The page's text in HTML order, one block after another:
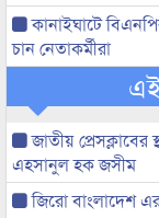
কানাইঘাটে
চান নেতাকর্মীরা
জাতীয়
এহসানুল হক জসীম
জিরো বাংলাদেশ এর